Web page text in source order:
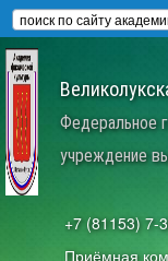
Федеральное
учреждение
+7 (81153) 7-
Приёмная